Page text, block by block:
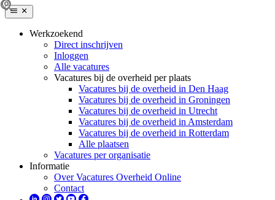
Werkzoekend
Direct inschrijven
Inloggen
Alle vacatures
Vacatures bij de overheid per plaats
Vacatures bij de overheid in Den Haag
Vacatures bij de overheid in Groningen
Vacatures bij de overheid in Utrecht
Vacatures bij de overheid in Amsterdam
Vacatures bij de overheid in Rotterdam
Alle plaatsen
Vacatures per organisatie
Informatie
Over Vacatures Overheid Online
Contact